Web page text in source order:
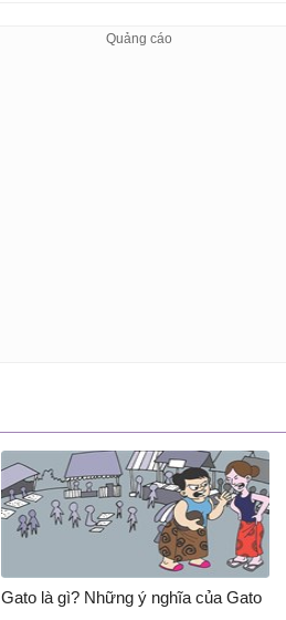
Gato là gì? Những ý nghĩa của Gato